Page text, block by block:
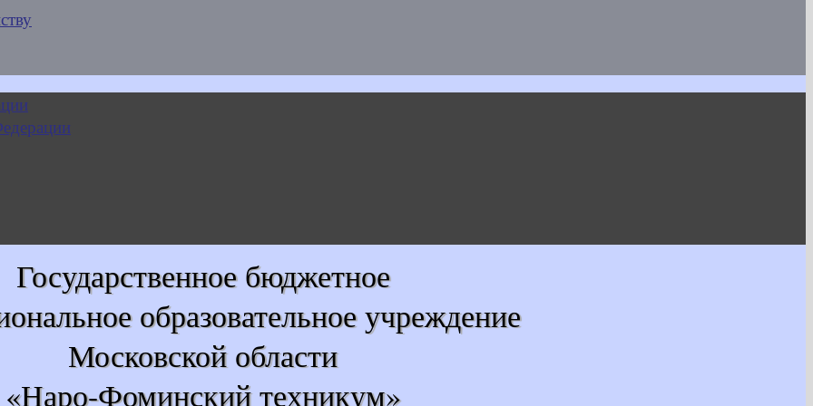
Государственное бюджетное
образовательное учреждение
Московской области
«Наро-Фоминский техникум»